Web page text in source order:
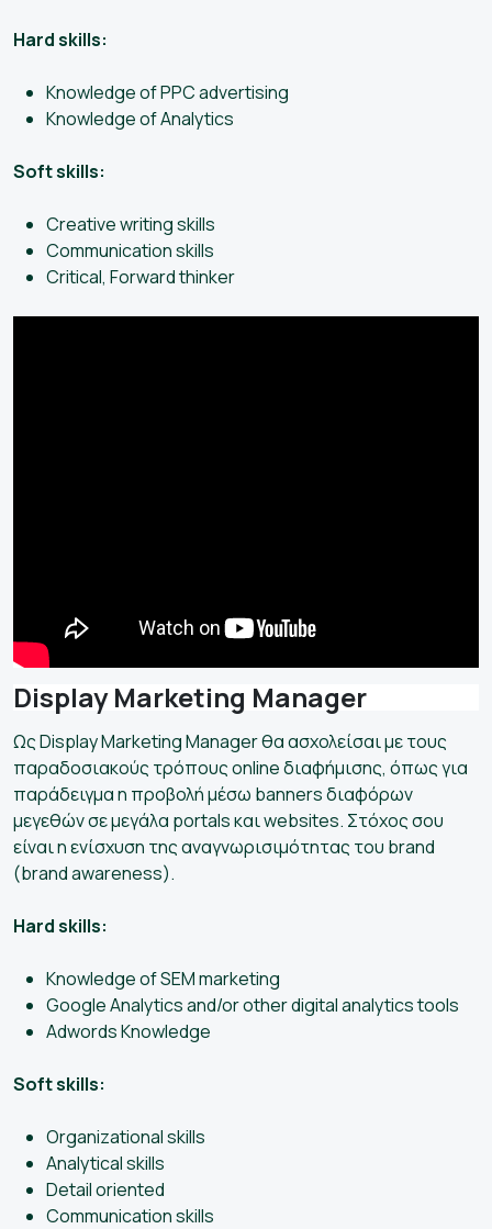
Hard skills:
Knowledge of PPC advertising
Knowledge of Analytics
Soft skills:
Creative writing skills
Communication skills
Critical, Forward thinker
Display Marketing Manager
Ως Display Marketing Manager θα ασχολείσαι με τους
παραδοσιακούς τρόπους online διαφήμισης, όπως για
παράδειγμα η προβολή μέσω banners διαφόρων
μεγεθών σε μεγάλα portals και websites. Στόχος σου
είναι η ενίσχυση της αναγνωρισιμότητας του brand
(brand awareness).
Hard skills:
Knowledge of SEM marketing
Google Analytics and/or other digital analytics tools
Adwords Knowledge
Soft skills:
Organizational skills
Analytical skills
Detail oriented
Communication skills